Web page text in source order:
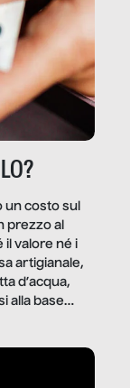
un costo sul
prezzo al
valore né i
artigianale,
d’acqua,
alla base
vita